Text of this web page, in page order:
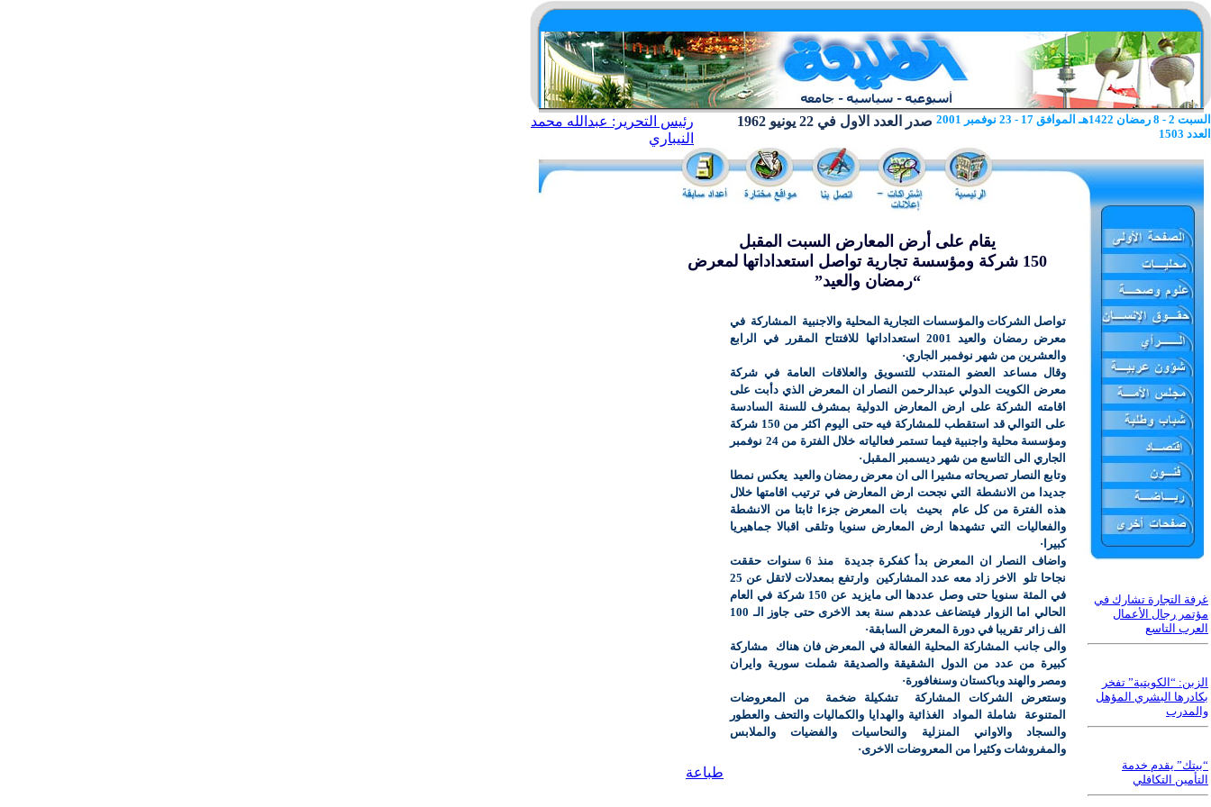
رئيس التحرير: عبدالله محمد
النيباري
صدر العدد الاول في 22 يونيو 1962
السبت 2 - 8 رمضان 1422هـ الموافق 17 - 23 نوفمبر 2001
العدد 1503
يقام على أرض المعارض السبت المقبل
150 شركة ومؤسسة تجارية تواصل استعداداتها لمعرض
“رمضان والعيد”
تواصل الشركات والمؤسسات التجارية المحلية والاجنبية المشاركة في
معرض رمضان والعيد 2001 استعداداتها للافتتاح المقرر في الرابع
والعشرين من شهر نوفمبر الجاري·
وقال مساعد العضو المنتدب للتسويق والعلاقات العامة في شركة
معرض الكويت الدولي عبدالرحمن النصار ان المعرض الذي دأبت على
اقامته الشركة على ارض المعارض الدولية بمشرف للسنة السادسة
على التوالي قد استقطب للمشاركة فيه حتى اليوم اكثر من 150 شركة
ومؤسسة محلية واجنبية فيما تستمر فعالياته خلال الفترة من 24 نوفمبر
الجاري الى التاسع من شهر ديسمبر المقبل·
وتابع النصار تصريحاته مشيرا الى ان معرض رمضان والعيد يعكس نمطا
جديدا من الانشطة التي نجحت ارض المعارض في ترتيب اقامتها خلال
هذه الفترة من كل عام
بحيث
بات المعرض جزءا ثابتا من الانشطة
والفعاليات التي تشهدها ارض المعارض سنويا وتلقى اقبالا جماهيريا
كبيرا·
واضاف النصار ان المعرض بدأ كفكرة جديدة
منذ 6 سنوات حققت
نجاحا تلو
الاخر زاد معه عدد المشاركين
وارتفع بمعدلات لاتقل عن 25
في المئة سنويا حتى وصل عددها الى مايزيد عن 150 شركة في العام
الحالي اما الزوار فيتضاعف عددهم سنة بعد الاخرى حتى جاوز الـ 100
الف زائر تقريبا في دورة المعرض السابقة·
والى جانب المشاركة المحلية الفعالة في المعرض فان هناك
مشاركة
كبيرة من عدد من الدول الشقيقة والصديقة شملت سورية وايران
ومصر والهند وباكستان وسنغافورة·
وستعرض الشركات المشاركة
تشكيلة ضخمة
من المعروضات
المتنوعة
شاملة المواد
الغذائية والهدايا والكماليات والتحف والعطور
والسجاد والاواني المنزلية والنحاسيات والفضيات والملابس
والمفروشات وكثيرا من المعروضات الاخرى·
طباعة
غرفة التجارة تشارك في
مؤتمر رجال الأعمال
العرب التاسع
الزبن: “الكويتية” تفخر
بكادرها البشري المؤهل
والمدرب
“بيتك” يقدم خدمة
التأمين التكافلي